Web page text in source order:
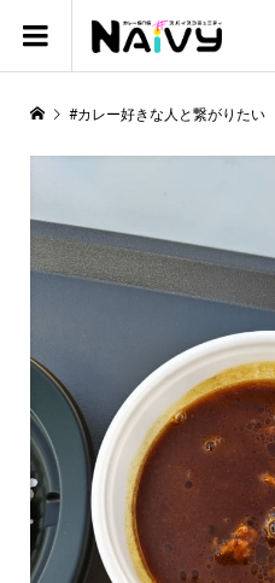
#カレー好きな人と繋がりたい